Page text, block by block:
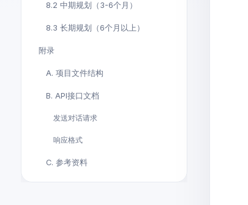
8.2 中期规划（3-6个月）
8.3 长期规划（6个月以上）
附录
A. 项目文件结构
B. API接口文档
发送对话请求
响应格式
C. 参考资料